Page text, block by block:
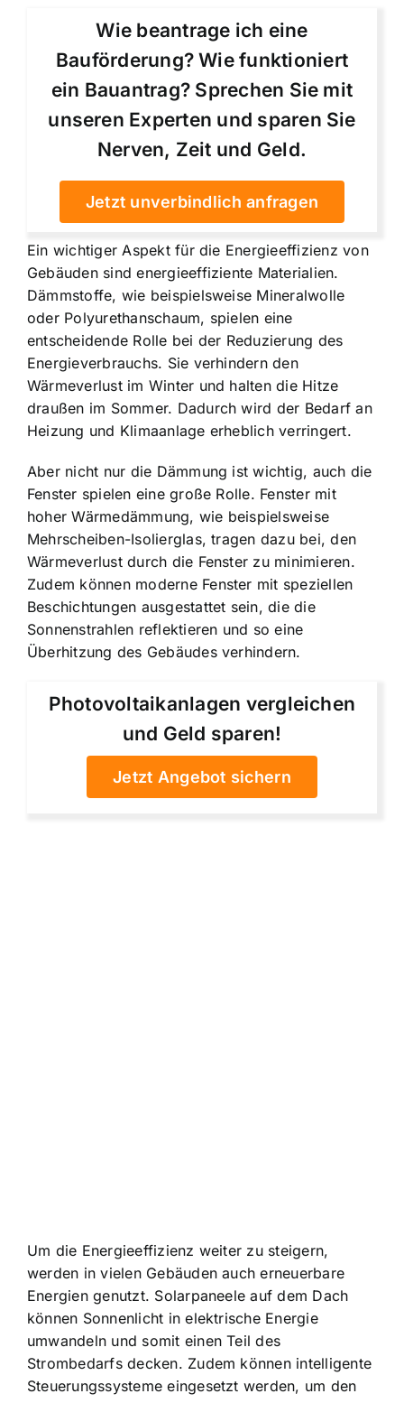
Wie beantrage ich eine
Bauförderung? Wie funktioniert
ein Bauantrag? Sprechen Sie mit
unseren Experten und sparen Sie
Nerven, Zeit und Geld.
Jetzt unverbindlich anfragen
Ein wichtiger Aspekt für die Energieeffizienz von
Gebäuden sind energieeffiziente Materialien.
Dämmstoffe, wie beispielsweise Mineralwolle
oder Polyurethanschaum, spielen eine
entscheidende Rolle bei der Reduzierung des
Energieverbrauchs. Sie verhindern den
Wärmeverlust im Winter und halten die Hitze
draußen im Sommer. Dadurch wird der Bedarf an
Heizung und Klimaanlage erheblich verringert.
Aber nicht nur die Dämmung ist wichtig, auch die
Fenster spielen eine große Rolle. Fenster mit
hoher Wärmedämmung, wie beispielsweise
Mehrscheiben-Isolierglas, tragen dazu bei, den
Wärmeverlust durch die Fenster zu minimieren.
Zudem können moderne Fenster mit speziellen
Beschichtungen ausgestattet sein, die die
Sonnenstrahlen reflektieren und so eine
Überhitzung des Gebäudes verhindern.
Photovoltaikanlagen vergleichen
und Geld sparen!
Jetzt Angebot sichern
Um die Energieeffizienz weiter zu steigern,
werden in vielen Gebäuden auch erneuerbare
Energien genutzt. Solarpaneele auf dem Dach
können Sonnenlicht in elektrische Energie
umwandeln und somit einen Teil des
Strombedarfs decken. Zudem können intelligente
Steuerungssysteme eingesetzt werden, um den